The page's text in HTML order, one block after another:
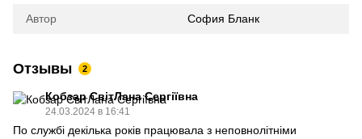
Автор София Бланк
Отзывы 2
Кобзар СвітЛана Сергіївна
24.03.2024 в 16:41
По службі декілька років працювала з неповнолітніми